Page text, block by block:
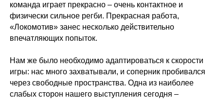
команда играет прекрасно – очень контактное и
физически сильное регби. Прекрасная работа,
«Локомотив» занес несколько действительно
впечатляющих попыток.
Нам же было необходимо адаптироваться к скорости
игры: нас много захватывали, и соперник пробивался
через свободные пространства. Одна из наиболее
слабых сторон нашего выступления сегодня –